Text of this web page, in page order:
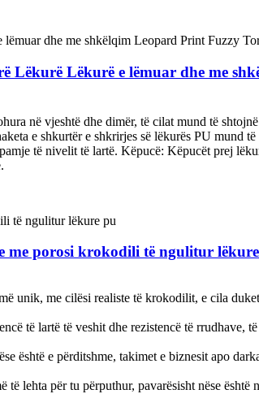
Lëkurë e lëmuar dhe me
në vjeshtë dhe dimër, të cilat mund të
e shkurtër e shkrirjes së lëkurës PU mund
të nivelit të lartë. Këpucë: Këpucët prej
me porosi krokodili të ngulitur
unik, me cilësi realiste të krokodilit, e cila
të lartë të veshit dhe rezistencë të rrudhave,
është e përditshme, takimet e biznesit apo
lehta për tu përputhur, pavarësisht nëse është